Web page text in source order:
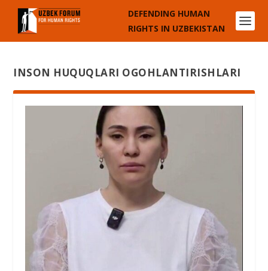
DEFENDING HUMAN
RIGHTS IN UZBEKISTAN
INSON HUQUQLARI OGOHLANTIRISHLARI